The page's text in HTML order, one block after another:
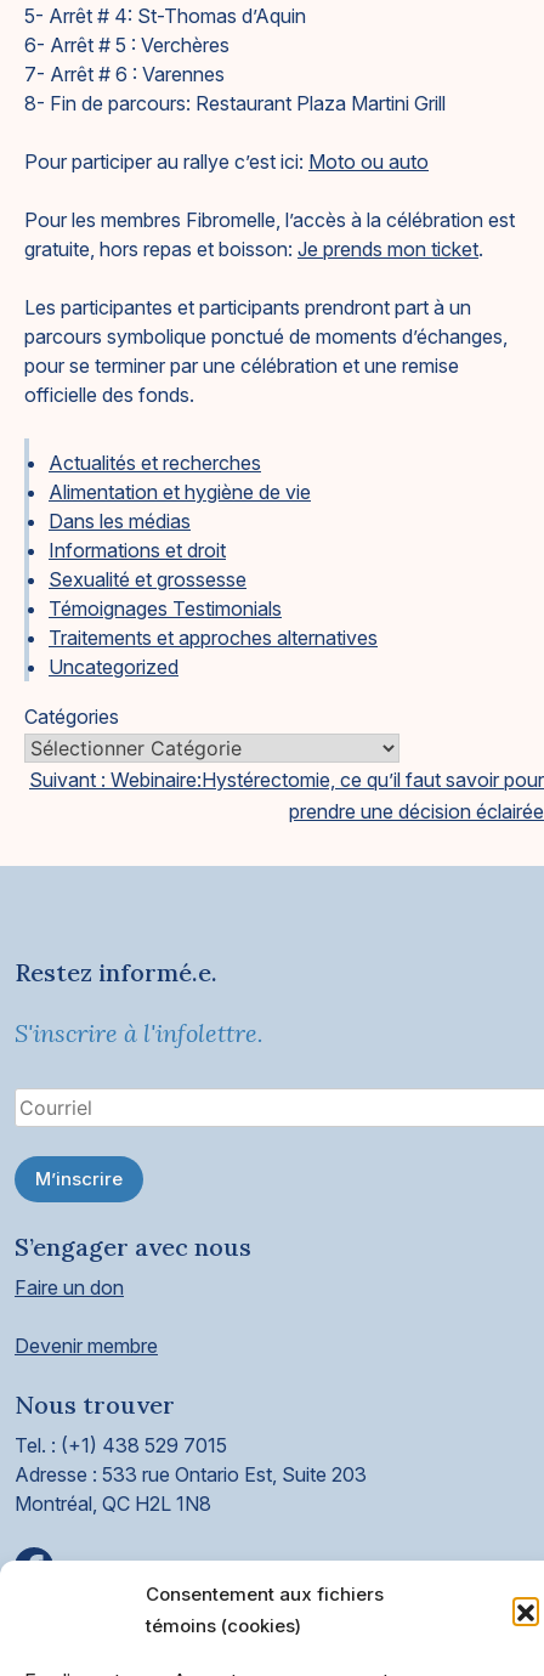
Consentement aux fichiers
témoins (cookies)
5- Arrêt # 4: St-Thomas d’Aquin
6- Arrêt # 5 : Verchères
7- Arrêt # 6 : Varennes
8- Fin de parcours: Restaurant Plaza Martini Grill
Pour participer au rallye c’est ici: Moto ou auto
Pour les membres Fibromelle, l’accès à la célébration est
gratuite, hors repas et boisson: Je prends mon ticket.
Les participantes et participants prendront part à un
parcours symbolique ponctué de moments d’échanges,
pour se terminer par une célébration et une remise
officielle des fonds.
Actualités et recherches
Alimentation et hygiène de vie
Dans les médias
Informations et droit
Sexualité et grossesse
Témoignages Testimonials
Traitements et approches alternatives
Uncategorized
Catégories
Navigation
l'article
Suivant : Webinaire:Hystérectomie, ce qu’il faut savoir pour
prendre une décision éclairée
Restez informé.e.
S'inscrire à l'infolettre.
M’inscrire
S’engager avec nous
Faire un don
Devenir membre
Nous trouver
Tel. : (+1) 438 529 7015
Adresse : 533 rue Ontario Est, Suite 203
Montréal, QC H2L 1N8